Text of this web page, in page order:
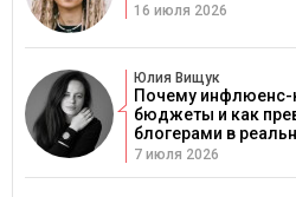
16 июля 2026
Юлия Вищук
Почему
бюджеты и как
блогерами в
7 июля 2026